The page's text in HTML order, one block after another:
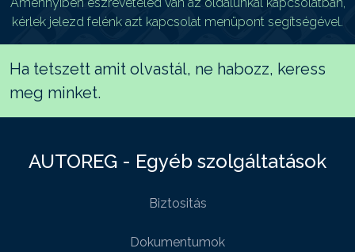
Amennyiben észrevételed van az oldalunkal kapcsolatban,
kérlek jelezd felénk azt kapcsolat menüpont segítségével.
Ha tetszett amit olvastál, ne habozz, keress
meg minket.
AUTOREG - Egyéb szolgáltatások
Biztositás
Dokumentumok